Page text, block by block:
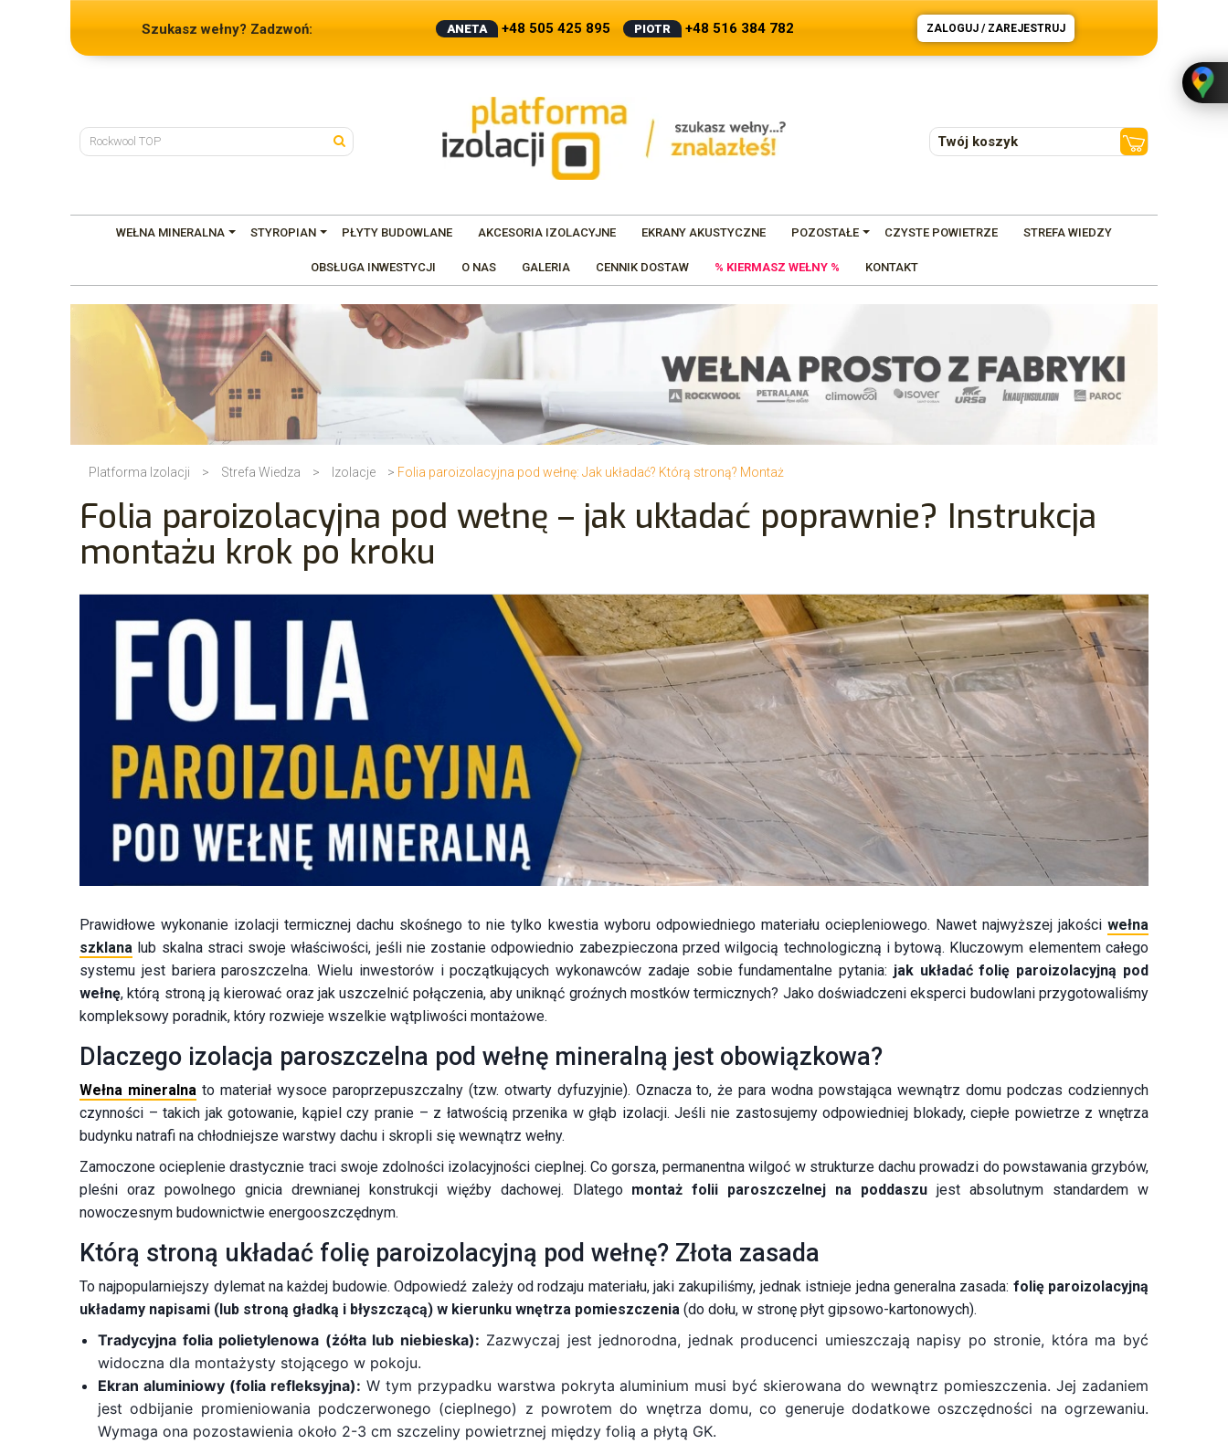
Szukasz wełny? Zadzwoń: ANETA +48 505 425 895 PIOTR +48 516 384 782 ZALOGUJ / ZAREJESTRUJ
Twój koszyk
WEŁNA MINERALNA STYROPIAN PŁYTY BUDOWLANE AKCESORIA IZOLACYJNE EKRANY AKUSTYCZNE POZOSTAŁE CZYSTE POWIETRZE STREFA WIEDZY
OBSŁUGA INWESTYCJI O NAS GALERIA CENNIK DOSTAW % KIERMASZ WEŁNY % KONTAKT
Platforma Izolacji > Strefa Wiedza > Izolacje > Folia paroizolacyjna pod wełnę: Jak układać? Którą stroną? Montaż
Folia paroizolacyjna pod wełnę – jak układać poprawnie? Instrukcja
montażu krok po kroku
Prawidłowe wykonanie izolacji termicznej dachu skośnego to nie tylko kwestia wyboru odpowiedniego materiału ociepleniowego. Nawet najwyższej jakości wełna
szklana lub skalna straci swoje właściwości, jeśli nie zostanie odpowiednio zabezpieczona przed wilgocią technologiczną i bytową. Kluczowym elementem całego
systemu jest bariera paroszczelna. Wielu inwestorów i początkujących wykonawców zadaje sobie fundamentalne pytania: jak układać folię paroizolacyjną pod
wełnę, którą stroną ją kierować oraz jak uszczelnić połączenia, aby uniknąć groźnych mostków termicznych? Jako doświadczeni eksperci budowlani przygotowaliśmy
kompleksowy poradnik, który rozwieje wszelkie wątpliwości montażowe.
Dlaczego izolacja paroszczelna pod wełnę mineralną jest obowiązkowa?
Wełna mineralnato materiał wysoce paroprzepuszczalny (tzw. otwarty dyfuzyjnie). Oznacza to, że para wodna powstająca wewnątrz domu podczas codziennych
czynności – takich jak gotowanie, kąpiel czy pranie – z łatwością przenika w głąb izolacji. Jeśli nie zastosujemy odpowiedniej blokady, ciepłe powietrze z wnętrza
budynku natrafi na chłodniejsze warstwy dachu i skropli się wewnątrz wełny.
Zamoczone ocieplenie drastycznie traci swoje zdolności izolacyjności cieplnej. Co gorsza, permanentna wilgoć w strukturze dachu prowadzi do powstawania grzybów,
pleśni oraz powolnego gnicia drewnianej konstrukcji więźby dachowej. Dlatego montaż folii paroszczelnej na poddaszu jest absolutnym standardem w
nowoczesnym budownictwie energooszczędnym.
Którą stroną układać folię paroizolacyjną pod wełnę? Złota zasada
To najpopularniejszy dylemat na każdej budowie. Odpowiedź zależy od rodzaju materiału, jaki zakupiliśmy, jednak istnieje jedna generalna zasada: folię paroizolacyjną
układamy napisami (lub stroną gładką i błyszczącą) w kierunku wnętrza pomieszczenia (do dołu, w stronę płyt gipsowo-kartonowych).
Tradycyjna folia polietylenowa (żółta lub niebieska): Zazwyczaj jest jednorodna, jednak producenci umieszczają napisy po stronie, która ma być
widoczna dla montażysty stojącego w pokoju.
Ekran aluminiowy (folia refleksyjna): W tym przypadku warstwa pokryta aluminium musi być skierowana do wewnątrz pomieszczenia. Jej zadaniem
jest odbijanie promieniowania podczerwonego (cieplnego) z powrotem do wnętrza domu, co generuje dodatkowe oszczędności na ogrzewaniu.
Wymaga ona pozostawienia około 2-3 cm szczeliny powietrznej między folią a płytą GK.